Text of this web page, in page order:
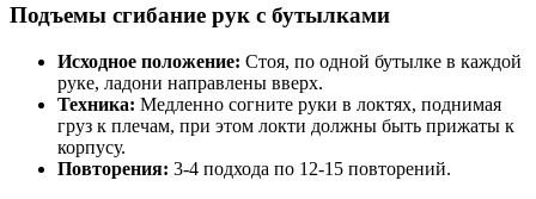
Подъемы сгибание рук с бутылками
Исходное положение: Стоя, по одной бутылке в каждой
руке, ладони направлены вверх.
Техника: Медленно согните руки в локтях, поднимая
груз к плечам, при этом локти должны быть прижаты к
корпусу.
Повторения: 3-4 подхода по 12-15 повторений.